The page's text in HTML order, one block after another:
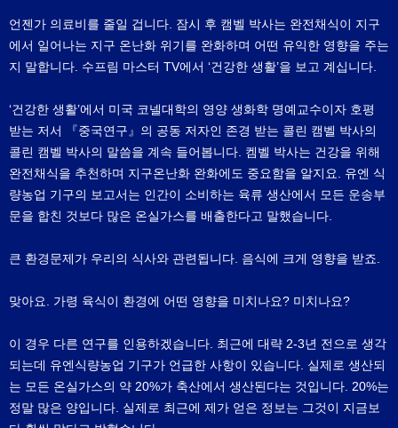
언젠가 의료비를 줄일 겁니다. 잠시 후 캠벨 박사는 완전채식이 지구
에서 일어나는 지구 온난화 위기를 완화하며 어떤 유익한 영향을 주는
지 말합니다. 수프림 마스터 TV에서 ‘건강한 생활’을 보고 계십니다.
‘건강한 생활’에서 미국 코넬대학의 영양 생화학 명예교수이자 호평
받는 저서 『중국연구』의 공동 저자인 존경 받는 콜린 캠벨 박사의
콜린 캠벨 박사의 말씀을 계속 들어봅니다. 켐벨 박사는 건강을 위해
완전채식을 추천하며 지구온난화 완화에도 중요함을 알지요. 유엔 식
량농업 기구의 보고서는 인간이 소비하는 육류 생산에서 모든 운송부
문을 합친 것보다 많은 온실가스를 배출한다고 말했습니다.
큰 환경문제가 우리의 식사와 관련됩니다. 음식에 크게 영향을 받죠.
맞아요. 가령 육식이 환경에 어떤 영향을 미치나요? 미치나요?
이 경우 다른 연구를 인용하겠습니다. 최근에 대략 2-3년 전으로 생각
되는데 유엔식량농업 기구가 언급한 사항이 있습니다. 실제로 생산되
는 모든 온실가스의 약 20%가 축산에서 생산된다는 것입니다. 20%는
정말 많은 양입니다. 실제로 최근에 제가 얻은 정보는 그것이 지금보